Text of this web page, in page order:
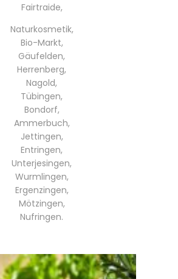
Fairtraide,
Naturkosmetik,
Bio-Markt,
Gäufelden,
Herrenberg,
Nagold,
Tübingen,
Bondorf,
Ammerbuch,
Jettingen,
Entringen,
Unterjesingen,
Wurmlingen,
Ergenzingen,
Mötzingen,
Nufringen.